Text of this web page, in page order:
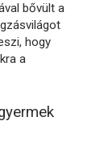
bővült a
hogy
a